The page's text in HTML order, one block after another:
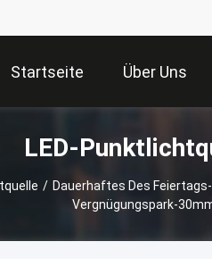
Startseite Über Uns
LED-
/ Dauerhaftes Des
Vergnügungspark-